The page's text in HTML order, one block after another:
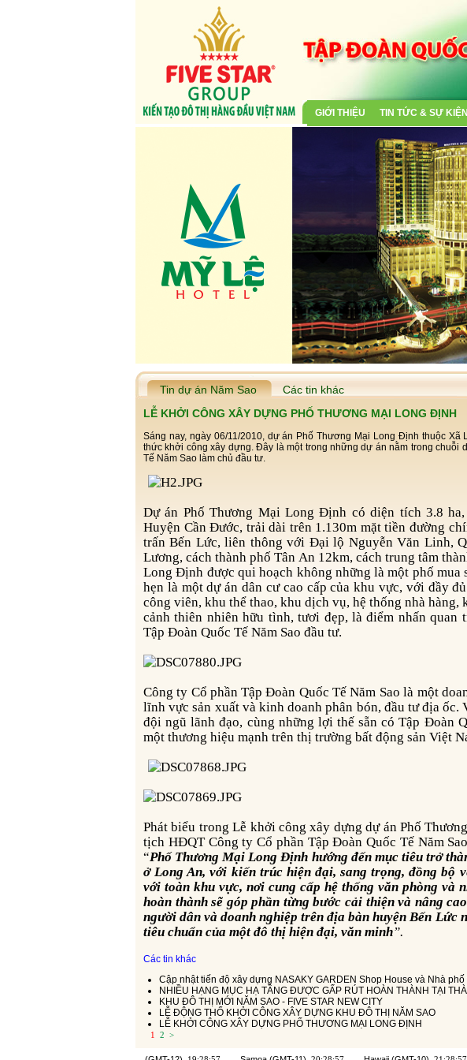
GIỚI THIỆU TIN TỨC & SỰ KIỆN
Tin dự án Năm Sao
Các tin khác
LỄ KHỞI CÔNG XÂY DỰNG PHỐ THƯƠNG MẠI LONG ĐỊNH
Sáng nay, ngày 06/11/2010, dự án Phố Thương Mại Long Định thuộc
thức khởi công xây dựng. Đây là một trong những dự án nằm trong chuỗi
Tế Năm Sao làm chủ đầu tư.
Dự án Phố Thương Mại Long Định có diện tích 3.8 ha, nằm trong Cụm Công nghiệp Long Định,
Huyện Cần Đước, trải dài trên 1.130m mặt tiền đường
trấn Bến Lức, liên thông với Đại lộ Nguyễn Văn Linh,
Lương, cách thành phố Tân An 12km, cách trung tâm
Long Định được qui hoạch không những là một phố mua
hẹn là một dự án dân cư cao cấp của khu vực, với đầy
công viên, khu thể thao, khu dịch vụ, hệ thống nhà hàng,
cảnh thiên nhiên hữu tình, tươi đẹp, là điểm nhấn quan
Tập Đoàn Quốc Tế Năm Sao đầu tư.
Công ty Cổ phần Tập Đoàn Quốc Tế Năm Sao là một
lĩnh vực sản xuất và kinh doanh phân bón, đầu tư địa
đội ngũ lãnh đạo, cùng những lợi thế sẵn có Tập Đoàn
một thương hiệu mạnh trên thị trường bất động sản Việt
Phát biểu trong Lễ khởi công xây dựng dự án Phố Thương Mại Long Định, ông Trần Văn Mười - Chủ
tịch HĐQT Công ty Cổ phần Tập Đoàn Quốc Tế Năm
“Phố Thương Mại Long Định hướng đến mục tiêu trở
ở Long An, với kiến trúc hiện đại, sang trọng, đồng bộ
với toàn khu vực, nơi cung cấp hệ thống văn phòng và
hoàn thành sẽ góp phần từng bước cải thiện và nâng
người dân và doanh nghiệp trên địa bàn huyện Bến Lức
tiêu chuẩn của một đô thị hiện đại, văn minh”.
Các tin khác
Cập nhật tiến độ xây dựng NASAKY GARDEN Shop House và Nhà
NHIỀU HẠNG MỤC HẠ TẦNG ĐƯỢC GẤP RÚT HOÀN THÀNH TẠI
KHU ĐÔ THỊ MỚI NĂM SAO - FIVE STAR NEW CITY
LỄ ĐỘNG THỔ KHỞI CÔNG XÂY DỰNG KHU ĐÔ THỊ NĂM SAO
LỄ KHỞI CÔNG XÂY DỰNG PHỐ THƯƠNG MẠI LONG ĐỊNH
1 2 >